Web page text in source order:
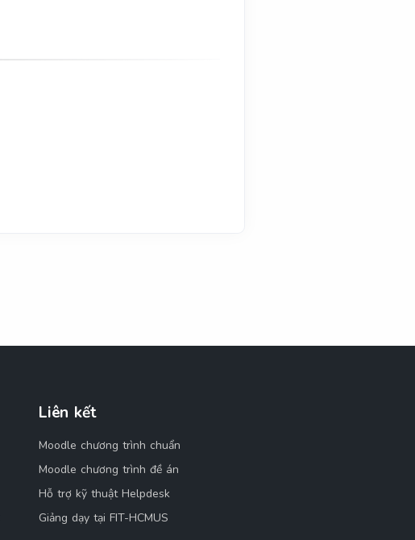
Liên kết
Moodle chương trình chuẩn
Moodle chương trình đề án
Hỗ trợ kỹ thuật Helpdesk
Giảng dạy tại FIT-HCMUS